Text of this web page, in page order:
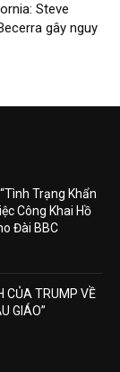
Steve
gây nguy
Trạng Khẩn
Công Khai Hồ
Đài BBC
CỦA TRUMP VỀ
GIÁO”